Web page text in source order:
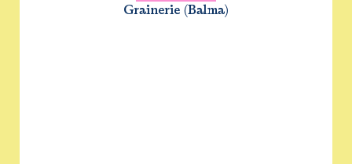
Grainerie (Balma)